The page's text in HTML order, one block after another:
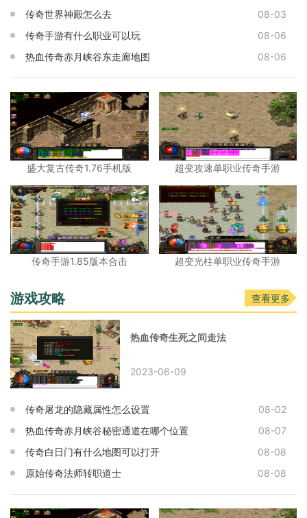
传奇世界神殿怎么去
08-03
传奇手游有什么职业可以玩
08-06
热血传奇赤月峡谷东走廊地图
08-06
盛大复古传奇1.76手机版 超变攻速单职业传奇手游
传奇手游1.85版本合击 超变光柱单职业传奇手游
游戏攻略 查看更多
热血传奇生死之间走法
2023-06-09
传奇屠龙的隐藏属性怎么设置
08-02
热血传奇赤月峡谷秘密通道在哪个位置
08-07
传奇白日门有什么地图可以打开
08-08
原始传奇法师转职道士
08-08